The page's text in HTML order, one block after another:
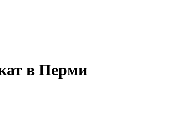
в Перми